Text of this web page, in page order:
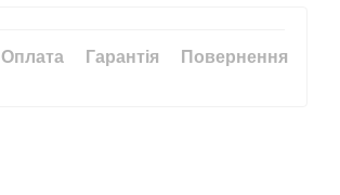
Оплата Гарантія Повернення